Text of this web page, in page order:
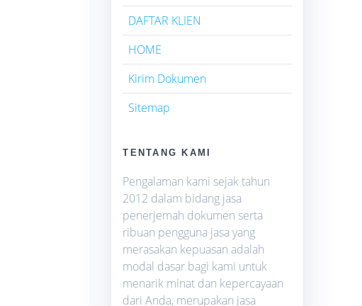
DAFTAR KLIEN
HOME
Kirim Dokumen
Sitemap
TENTANG KAMI
Pengalaman kami sejak tahun
2012 dalam bidang jasa
penerjemah dokumen serta
ribuan pengguna jasa yang
merasakan kepuasan adalah
modal dasar bagi kami untuk
menarik minat dan kepercayaan
dari Anda, merupakan jasa